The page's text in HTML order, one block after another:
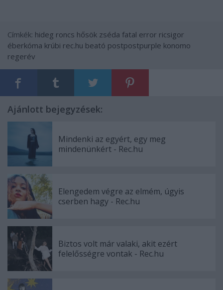
Címkék: hideg roncs hősök zséda fatal error ricsigor
éberkóma krúbi rec.hu beató postpostpurple konomo
regerév
Ajánlott bejegyzések:
Mindenki az egyért, egy meg
mindenünkért - Rec.hu
Elengedem végre az elmém, úgyis
cserben hagy - Rec.hu
Biztos volt már valaki, akit ezért
felelősségre vontak - Rec.hu